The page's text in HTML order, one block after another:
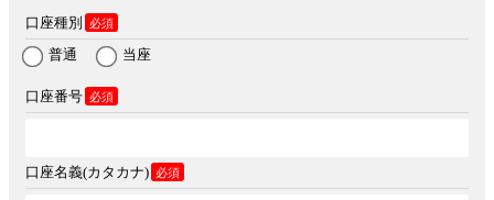
口座種別 必須
普通 当座
口座番号 必須
口座名義(カタカナ) 必須